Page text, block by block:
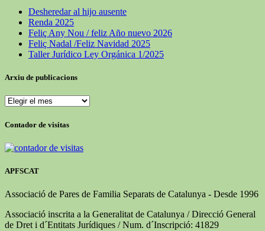
Desheredar al hijo ausente
Renda 2025
Feliç Any Nou / feliz Año nuevo 2026
Feliç Nadal /Feliz Navidad 2025
Taller Jurídico Ley Orgánica 1/2025
Arxiu de publicacions
Arxiu
publicacions
Contador de visitas
APFSCAT
Associació de Pares de Familia Separats de Catalunya - Desde 1996
Associació inscrita a la Generalitat de Catalunya / Direcció General
de Dret i d´Entitats Jurídiques / Num. d´Inscripció: 41829